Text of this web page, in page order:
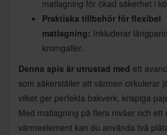
matlagning för ökad säkerhet i
Praktiska tillbehör för flexibel
matlagning: Inkluderar
kromgaller.
Denna spis är utrustad med ett
som säkerställer att värmen cirkulerar
vilket ger perfekta bakverk, krispiga
Med matlagning på flera nivåer och ett
värmeelement kan du använda två